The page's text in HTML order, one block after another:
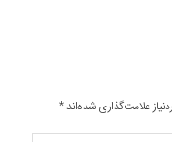
علامت‌گذاری شده‌اند*